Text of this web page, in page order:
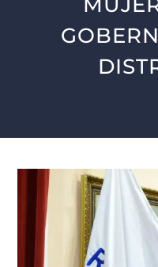
JUNTE-se
CONTACTO
COLABORAR